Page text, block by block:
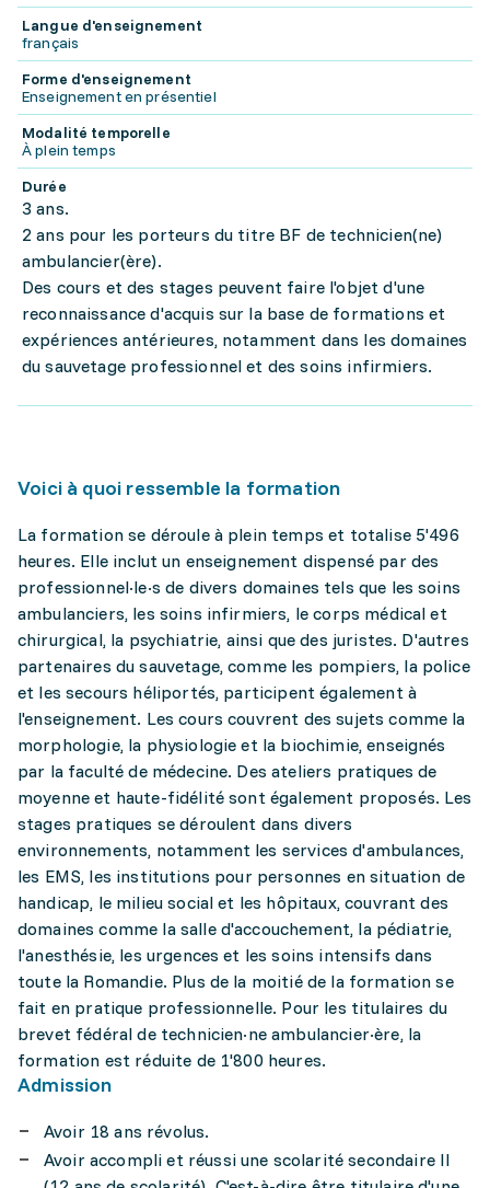
Langue d'enseignement
français
Forme d'enseignement
Enseignement en présentiel
Modalité temporelle
À plein temps
Durée
3 ans.
2 ans pour les porteurs du titre BF de technicien(ne)
ambulancier(ère).
Des cours et des stages peuvent faire l'objet d'une
reconnaissance d'acquis sur la base de formations et
expériences antérieures, notamment dans les domaines
du sauvetage professionnel et des soins infirmiers.
Voici à quoi ressemble la formation
La formation se déroule à plein temps et totalise 5'496
heures. Elle inclut un enseignement dispensé par des
professionnel·le·s de divers domaines tels que les soins
ambulanciers, les soins infirmiers, le corps médical et
chirurgical, la psychiatrie, ainsi que des juristes. D'autres
partenaires du sauvetage, comme les pompiers, la police
et les secours héliportés, participent également à
l'enseignement. Les cours couvrent des sujets comme la
morphologie, la physiologie et la biochimie, enseignés
par la faculté de médecine. Des ateliers pratiques de
moyenne et haute-fidélité sont également proposés. Les
stages pratiques se déroulent dans divers
environnements, notamment les services d'ambulances,
les EMS, les institutions pour personnes en situation de
handicap, le milieu social et les hôpitaux, couvrant des
domaines comme la salle d'accouchement, la pédiatrie,
l'anesthésie, les urgences et les soins intensifs dans
toute la Romandie. Plus de la moitié de la formation se
fait en pratique professionnelle. Pour les titulaires du
brevet fédéral de technicien·ne ambulancier·ère, la
formation est réduite de 1'800 heures.
Admission
Avoir 18 ans révolus.
Avoir accompli et réussi une scolarité secondaire II